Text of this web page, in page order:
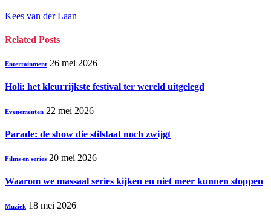
Kees van der Laan
Related Posts
Entertainment 26 mei 2026
Holi: het kleurrijkste festival ter wereld uitgelegd
Evenementen 22 mei 2026
Parade: de show die stilstaat noch zwijgt
Films en series 20 mei 2026
Waarom we massaal series kijken en niet meer kunnen stoppen
Muziek 18 mei 2026